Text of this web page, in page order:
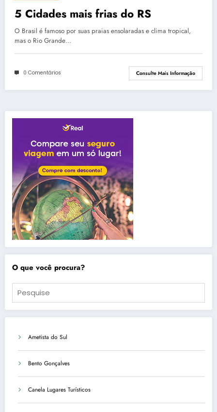
5 Cidades mais frias do RS
O Brasil é famoso por suas praias ensolaradas e clima tropical,
mas o Rio Grande…
0 Comentários Consulte Mais Informação
O que você procura?
Ametista do Sul
Bento Gonçalves
Canela Lugares Turísticos